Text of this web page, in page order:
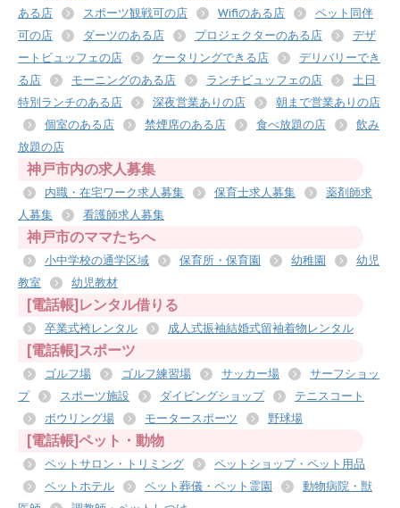
ある店
スポーツ観戦可の店 Wifiのある店
ペット同伴
可の店
ダーツのある店 プロジェクターのある店
デザ
ートビュッフェの店
ケータリングできる店
デリバリーでき
る店
モーニングのある店 ランチビュッフェの店
土日
特別ランチのある店
深夜営業ありの店
朝まで営業ありの店
個室のある店
禁煙席のある店 食べ放題の店
飲み
放題の店
神戸市内の求人募集
内職・在宅ワーク求人募集 保育士求人募集
薬剤師求
人募集
看護師求人募集
神戸市のママたちへ
小中学校の通学区域 保育所・保育園 幼稚園
幼児
教室
幼児教材
[電話帳]レンタル借りる
卒業式袴レンタル 成人式振袖結婚式留袖着物レンタル
[電話帳]スポーツ
ゴルフ場 ゴルフ練習場 サッカー場
サーフショッ
プ
スポーツ施設 ダイビングショップ
テニスコート
ボウリング場
モータースポーツ 野球場
[電話帳]ペット・動物
ペットサロン・トリミング
ペットショップ・ペット用品
ペットホテル
ペット葬儀・ペット霊園
動物病院・獣